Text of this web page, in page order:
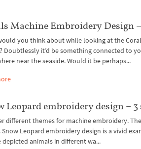
Machine Embroidery Design
you think about while looking at the
Doubtlessly it’d be something connected to
near the seaside. Would it be perhaps...
Leopard embroidery design – 3
different themes for machine embroidery.
Snow Leopard embroidery design is a vivid
depicted animals in different wa...